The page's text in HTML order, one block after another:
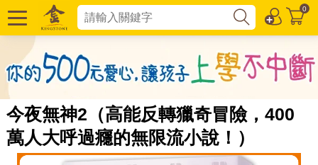
0
今夜無神2（高能反轉獵奇冒險，400
萬人大呼過癮的無限流小說！）